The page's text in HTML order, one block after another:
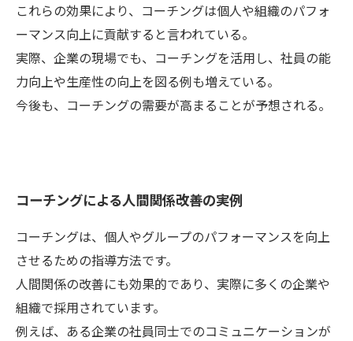
これらの効果により、コーチングは個人や組織のパフォ
ーマンス向上に貢献すると言われている。
実際、企業の現場でも、コーチングを活用し、社員の能
力向上や生産性の向上を図る例も増えている。
今後も、コーチングの需要が高まることが予想される。
コーチングによる人間関係改善の実例
コーチングは、個人やグループのパフォーマンスを向上
させるための指導方法です。
人間関係の改善にも効果的であり、実際に多くの企業や
組織で採用されています。
例えば、ある企業の社員同士でのコミュニケーションが